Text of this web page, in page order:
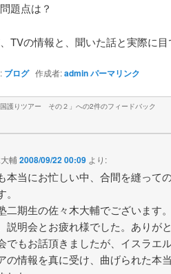
題点は？
TVの情報と、聞いた話と実際に
ブログ作成者:adminパーマリンク
護りツアー その２ 」への2件のフィードバック
輔2008/09/22 00:09 より:
本当にお忙しい中、合間を縫って
二期生の佐々木大輔でございます
説明会とお疲れ様でした。ありが
でもお話頂きましたが、イスラエ
の情報を真に受け、曲げられた本